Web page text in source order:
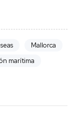
Mallorca
marítima